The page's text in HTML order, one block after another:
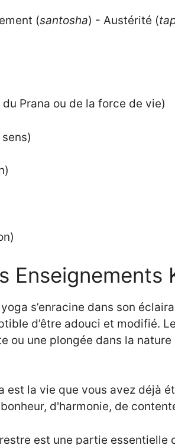
(santosha) - Austérité (
Prana ou de la force de vie)
Enseignements
s’enracine dans son
d’être adouci et modifié.
ou une plongée dans la
est la vie que vous avez déjà
d'harmonie, de
est une partie